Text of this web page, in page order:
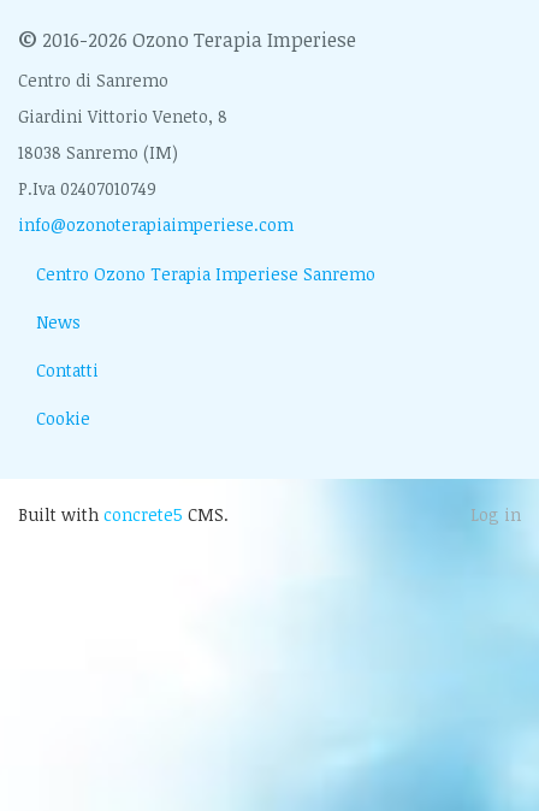
© 2016-2026 Ozono Terapia Imperiese
Centro di Sanremo
Giardini Vittorio Veneto, 8
18038 Sanremo (IM)
P.Iva 02407010749
info@ozonoterapiaimperiese.com
Centro Ozono Terapia Imperiese Sanremo
News
Contatti
Cookie
Built with concrete5 CMS. Log in